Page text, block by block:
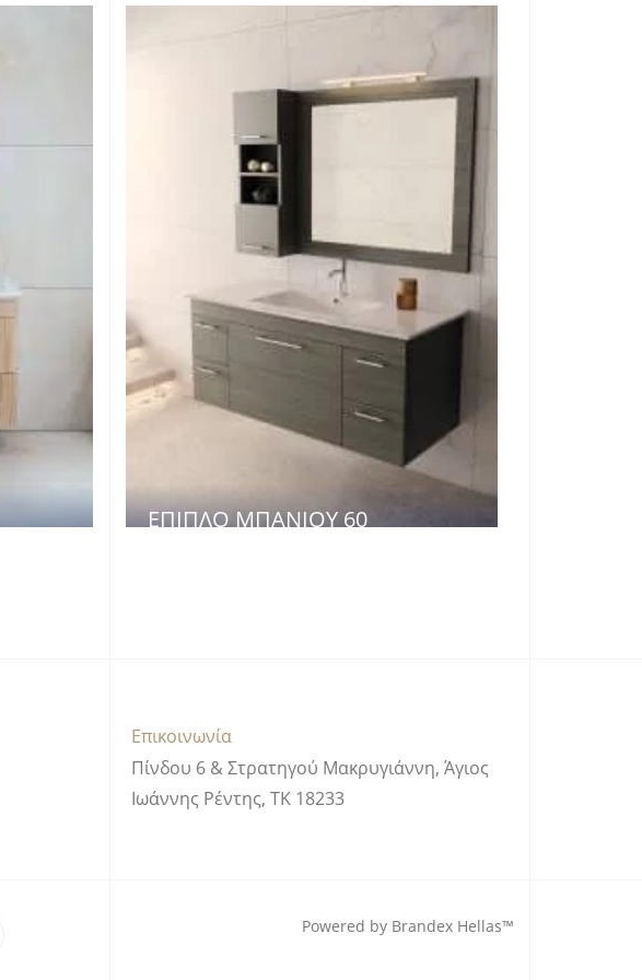
ΈΠΙΠΛΟ ΜΠΆΝΙΟΥ 60
Επικοινωνία
Πίνδου 6 & Στρατηγού Μακρυγιάννη, Άγιος
Ιωάννης Ρέντης, ΤΚ 18233
Powered by Brandex Hellas™